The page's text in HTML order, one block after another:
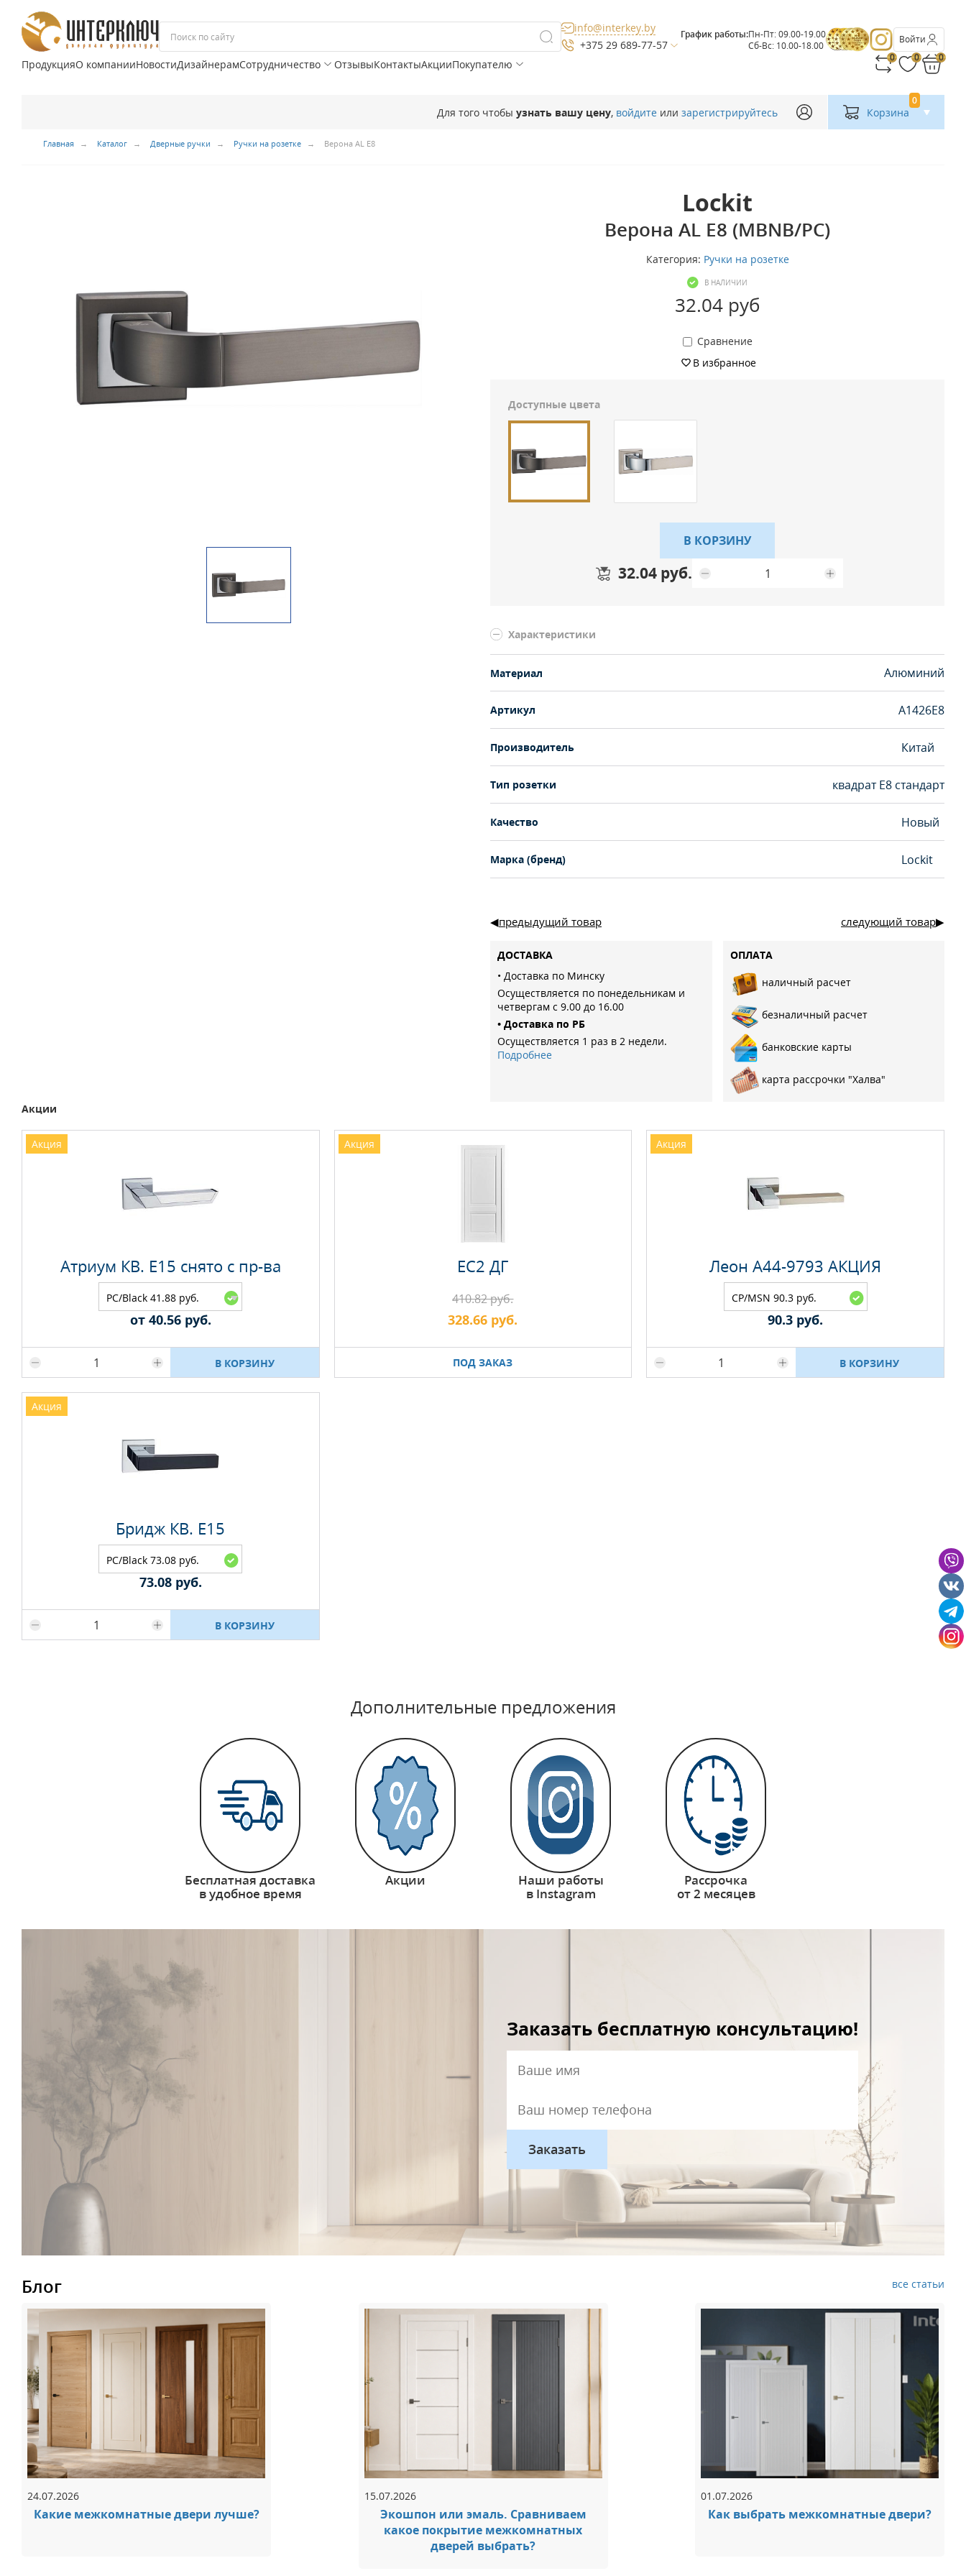
Войти
info@interkey.by
+375 29 689-77-57
График работы:Пн-Пт: 09.00-19.00
Сб-Вс: 10.00-18.00
ПродукцияО компанииНовостиДизайнерамСотрудничество ОтзывыКонтактыАкцииПокупателю 0 0 0
Для того чтобы узнать вашу цену, войдите или зарегистрируйтесь Корзина
0
Главная Каталог Дверные ручки Ручки на розетке Верона AL Е8
Lockit
Верона AL Е8 (MBNB/PC)
Категория: Ручки на розетке
В НАЛИЧИИ
32.04 руб
Сравнение
В избранное
Доступные цвета
В КОРЗИНУ
32.04 руб.
Характеристики
Материал Алюминий
Артикул A1426E8
Производитель Китай
Тип розетки квадрат Е8 стандарт
Качество Новый
Марка (бренд) Lockit
предыдущий товар следующий товар
ДОСТАВКА
• Доставка по Минску
Осуществляется по понедельникам и
четвергам с 9.00 до 16.00
• Доставка по РБ
Осуществляется 1 раз в 2 недели.
Подробнее
ОПЛАТА
наличный расчет
безналичный расчет
банковские карты
карта рассрочки "Халва"
Акции
Акция
Атриум КВ. E15 снято с пр-ва
PC/Black 41.88 руб.
В КОРЗИНУ
от 40.56 руб.
Акция
EC2 ДГ
ПОД ЗАКАЗ
410.82 руб.
328.66 руб.
Акция
Леон A44-9793 АКЦИЯ
CP/MSN 90.3 руб.
В КОРЗИНУ
90.3 руб.
Акция
Бридж КВ. E15
PC/Black 73.08 руб.
В КОРЗИНУ
73.08 руб.
Дополнительные предложения
Бесплатная доставка
в удобное время
Акции
Наши работы
в Instagram
Рассрочка
от 2 месяцев
Заказать бесплатную консультацию!
Блог все статьи
24.07.2026
Какие межкомнатные двери лучше?
15.07.2026
Экошпон или эмаль. Сравниваем
какое покрытие межкомнатных
дверей выбрать?
01.07.2026
Как выбрать межкомнатные двери?